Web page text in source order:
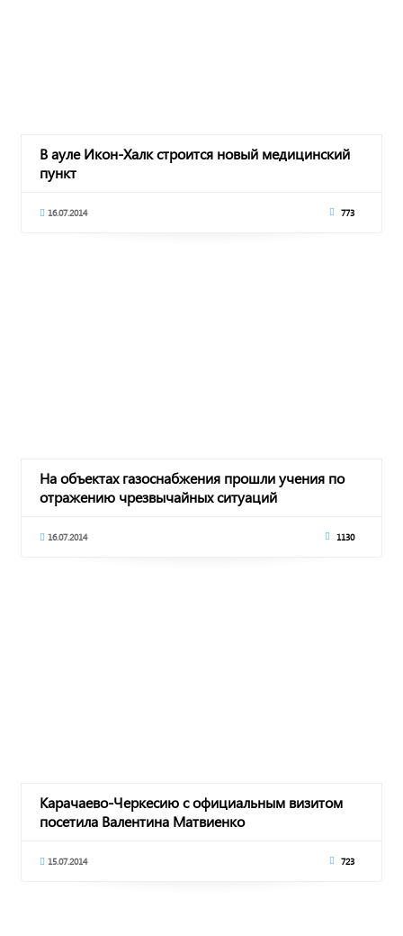
В ауле Икон-Халк строится новый медицинский
пункт
16.07.2014 773
На объектах газоснабжения прошли учения по
отражению чрезвычайных ситуаций
16.07.2014 1130
Карачаево-Черкесию с официальным визитом
посетила Валентина Матвиенко
15.07.2014 723